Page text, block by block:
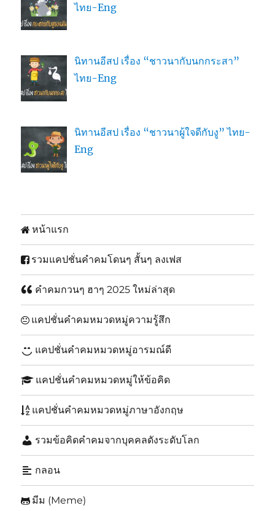
ไทย-Eng
นิทานอีสป เรื่อง “ชาวนากับนกกระสา”
ไทย-Eng
นิทานอีสป เรื่อง “ชาวนาผู้ใจดีกับงู” ไทย-
Eng
หน้าแรก
รวมแคปชั่นคำคมโดนๆ สั้นๆ ลงเฟส
คำคมกวนๆ ฮาๆ 2025 ใหม่ล่าสุด
แคปชั่นคำคมหมวดหมู่ความรู้สึก
แคปชั่นคำคมหมวดหมู่อารมณ์ดี
แคปชั่นคำคมหมวดหมู่ให้ข้อคิด
แคปชั่นคำคมหมวดหมู่ภาษาอังกฤษ
รวมข้อคิดคำคมจากบุคคลดังระดับโลก
กลอน
มีม (Meme)